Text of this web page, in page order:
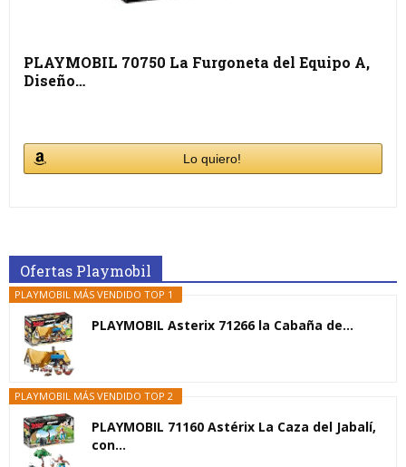
PLAYMOBIL 70750 La Furgoneta del Equipo A,
Diseño…
Lo quiero!
Ofertas Playmobil
PLAYMOBIL MÁS VENDIDO TOP 1
PLAYMOBIL Asterix 71266 la Cabaña de...
PLAYMOBIL MÁS VENDIDO TOP 2
PLAYMOBIL 71160 Astérix La Caza del Jabalí,
con...